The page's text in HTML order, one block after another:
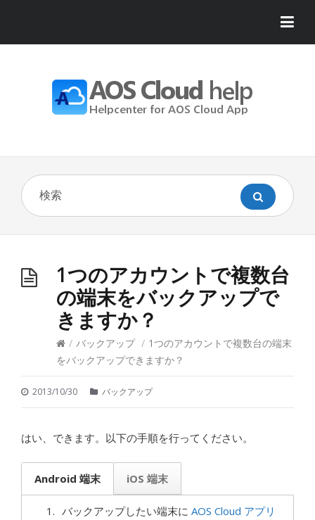
1つのアカウントで複数台
の端末をバックアップで
きますか？
/ バックアップ / 1つのアカウントで複数台の端末
をバックアップできますか？
2013/10/30 バックアップ
はい、できます。以下の手順を行ってください。
Android 端末 iOS 端末
バックアップしたい端末に AOS Cloud アプリ